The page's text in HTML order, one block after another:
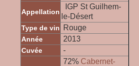
Appellation
IGP St Guilhem-
le-Désert
Type de vin Rouge
Année 2013
Cuvée -
72% Cabernet-